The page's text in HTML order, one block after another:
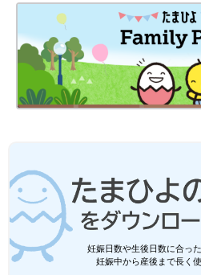
妊娠日数や生後日数に合っ
妊娠中から産後まで長く